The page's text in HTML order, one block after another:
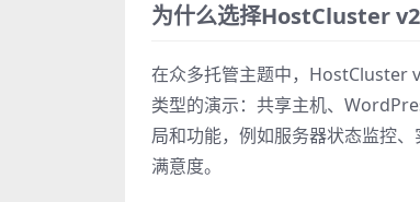
为什么选择HostCluster
在众多托管主题中，HostCluster
类型的演示：共享主机、
局和功能，例如服务器状态监控
满意度。